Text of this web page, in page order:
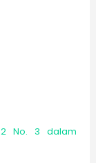
2 No. 3 dalam